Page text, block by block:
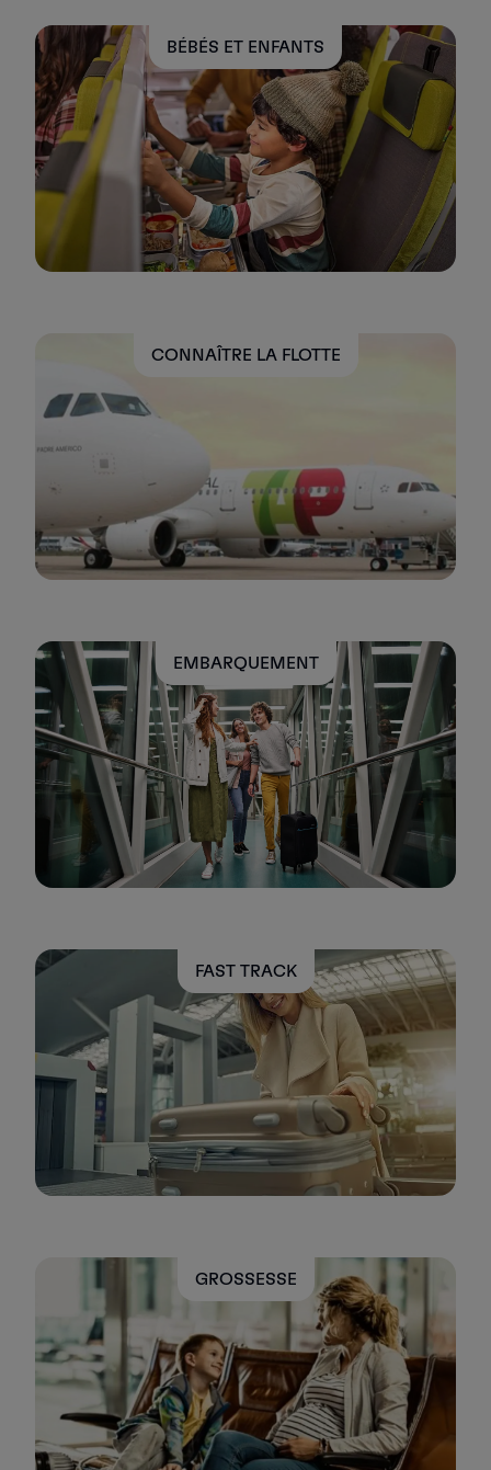
Partenaires
Club TAP Miles&Go
Promotions et Offres
Centre d'aide
Questions frequentes
Demandes et réclamations
Contacts
Informations utiles
Remboursements
Facture en ligne
BÉBÉS ET ENFANTS
CONNAÎTRE LA FLOTTE
EMBARQUEMENT
FAST TRACK
GROSSESSE